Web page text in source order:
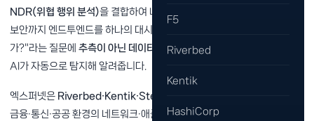
F5
Riverbed
Kentik
HashiCorp
NDR(위협 행위 분석)을 결합하여 네트워크부터 애플리케이션, 클라우드,
보안까지 엔드투엔드를 하나의 대시보드에서 가시화합니다. "어디서 느린
가?"라는 질문에 추측이 아닌 데이터로 즉시 답할 수 있으며, 이상 징후는
AI가 자동으로 탐지해 알려줍니다.
엑스퍼넷은 Riverbed·Kentik·Stellar Cyber 공인 파트너
금융·통신·공공 환경의 네트워크·애플리케이션 가시성 프로젝트를 수행해